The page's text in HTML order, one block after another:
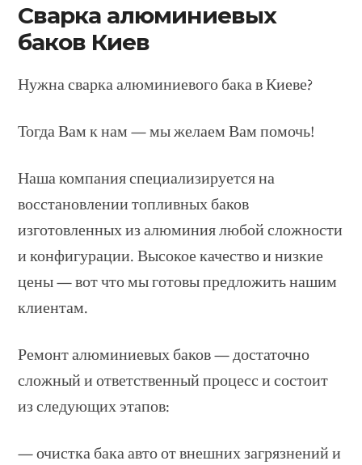
Сварка алюминиевых
баков Киев
Нужна сварка алюминиевого бака в Киеве?
Тогда Вам к нам — мы желаем Вам помочь!
Наша компания специализируется на
восстановлении топливных баков
изготовленных из алюминия любой сложности
и конфигурации. Высокое качество и низкие
цены — вот что мы готовы предложить нашим
клиентам.
Ремонт алюминиевых баков — достаточно
сложный и ответственный процесс и состоит
из следующих этапов:
— очистка бака авто от внешних загрязнений и